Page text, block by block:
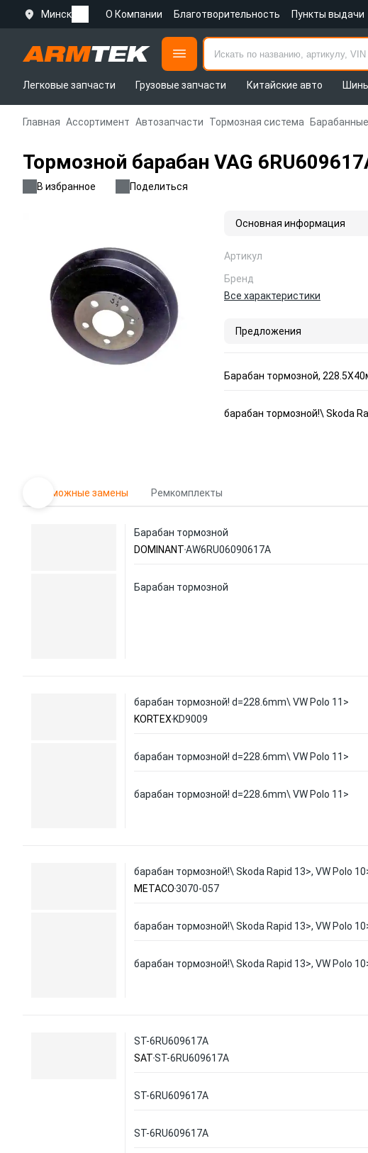
Минск О Компании Благотворительность Пункты выдачи
Легковые запчасти
Грузовые запчасти Китайские авто
Главная Ассортимент Автозапчасти Тормозная система
Тормозной барабан VAG
В избранное Поделиться
Основная информация
Артикул
Бренд
Все характеристики
Предложения
Барабан тормозной,
барабан тормозной!\ Skoda
Возможные замены Ремкомплекты
Барабан тормозной
DOMINANTAW6RU06090617A
Барабан тормозной
барабан тормозной! d=228.6mm\ VW Polo 11>
KORTEX KD9009
барабан тормозной! d=228.6mm\ VW Polo 11>
барабан тормозной! d=228.6mm\ VW Polo 11>
барабан тормозной!\ Skoda Rapid 13>, VW Polo
METACO3070-057
барабан тормозной!\ Skoda Rapid 13>, VW Polo
барабан тормозной!\ Skoda Rapid 13>, VW Polo
ST-6RU609617A
SATST-6RU609617A
ST-6RU609617A
ST-6RU609617A